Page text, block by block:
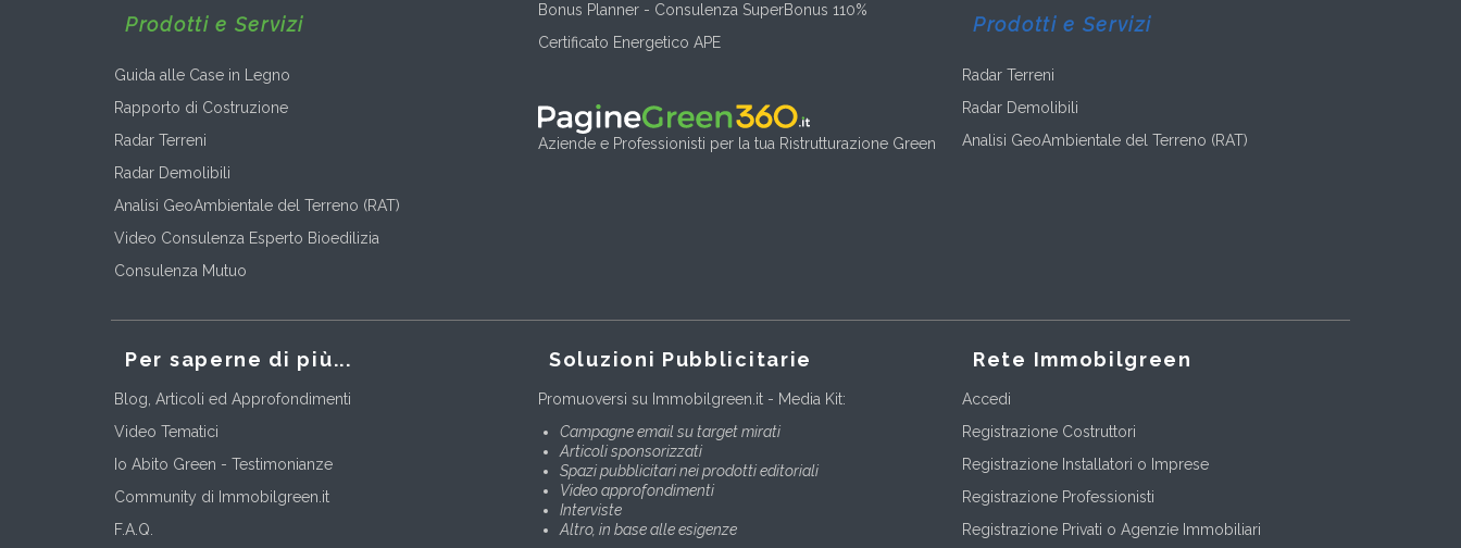
Prodotti e Servizi
Guida alle Case in Legno
Rapporto di Costruzione
Radar Terreni
Radar Demolibili
Analisi GeoAmbientale del Terreno (RAT)
Video Consulenza Esperto Bioedilizia
Consulenza Mutuo
Bonus Planner - Consulenza SuperBonus 110%
Certificato Energetico APE
Aziende e Professionisti per la tua Ristrutturazione Green
Prodotti e Servizi
Radar Terreni
Radar Demolibili
Analisi GeoAmbientale del Terreno (RAT)
Per saperne di più...
Blog, Articoli ed Approfondimenti
Video Tematici
Io Abito Green - Testimonianze
Community di Immobilgreen.it
F.A.Q.
Soluzioni Pubblicitarie
Promuoversi su Immobilgreen.it - Media Kit:
Campagne email su target mirati
Articoli sponsorizzati
Spazi pubblicitari nei prodotti editoriali
Video approfondimenti
Interviste
Altro, in base alle esigenze
Rete Immobilgreen
Accedi
Registrazione Costruttori
Registrazione Installatori o Imprese
Registrazione Professionisti
Registrazione Privati o Agenzie Immobiliari